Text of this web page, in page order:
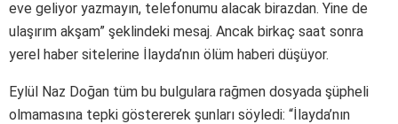
eve geliyor yazmayın, telefonumu alacak birazdan. Yine de
ulaşırım akşam” şeklindeki mesaj. Ancak birkaç saat sonra
yerel haber sitelerine İlayda’nın ölüm haberi düşüyor.
Eylül Naz Doğan tüm bu bulgulara rağmen dosyada şüpheli
olmamasına tepki göstererek şunları söyledi: “İlayda’nın